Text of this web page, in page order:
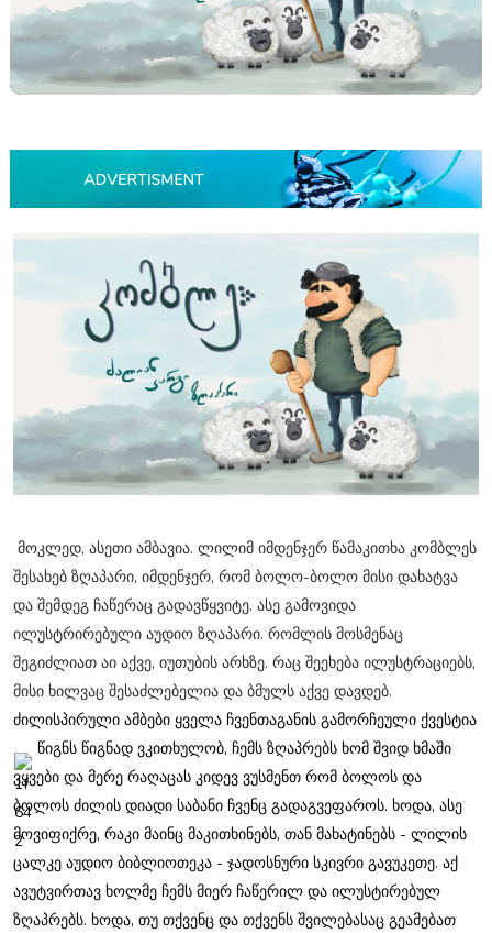
მოკლედ, ასეთი ამბავია. ლილიმ იმდენჯერ წამაკითხა კომბლეს
შესახებ ზღაპარი, იმდენჯერ, რომ ბოლო-ბოლო მისი დახატვა
და შემდეგ ჩაწერაც გადავწყვიტე. ასე გამოვიდა
ილუსტრირებული აუდიო ზღაპარი. რომლის მოსმენაც
შეგიძლიათ აი აქვე, იუთუბის არხზე. რაც შეეხება ილუსტრაციებს,
მისი ხილვაც შესაძლებელია და ბმულს აქვე დავდებ.
ძილისპირული ამბები ყველა ჩვენთაგანის გამორჩეული ქვესტია
წიგნს წიგნად ვკითხულობ, ჩემს ზღაპრებს ხომ შვიდ ხმაში
ვყვები და მერე რაღაცას კიდევ ვუსმენთ რომ ბოლოს და
ბოლოს ძილის დიადი საბანი ჩვენც გადაგვეფაროს. ხოდა, ასე
მოვიფიქრე, რაკი მაინც მაკითხინებს, თან მახატინებს - ლილის
ცალკე აუდიო ბიბლიოთეკა - ჯადოსნური სკივრი გავუკეთე. აქ
ავუტვირთავ ხოლმე ჩემს მიერ ჩაწერილ და ილუსტირებულ
ზღაპრებს. ხოდა, თუ თქვენც და თქვენს შვილებასაც გეამებათ